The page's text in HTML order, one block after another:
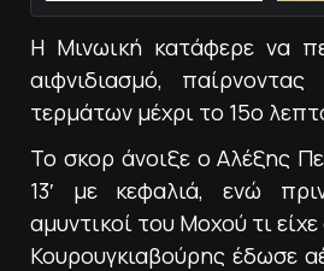
Η Μινωική κατάφερε να
αιφνιδιασμό,
τερμάτων μέχρι το 15ο
Το σκορ άνοιξε ο Αλέξης
13′ με κεφαλιά, ενώ
αμυντικοί του Μοχού τι
Κουρουγκιαβούρης έδωσε